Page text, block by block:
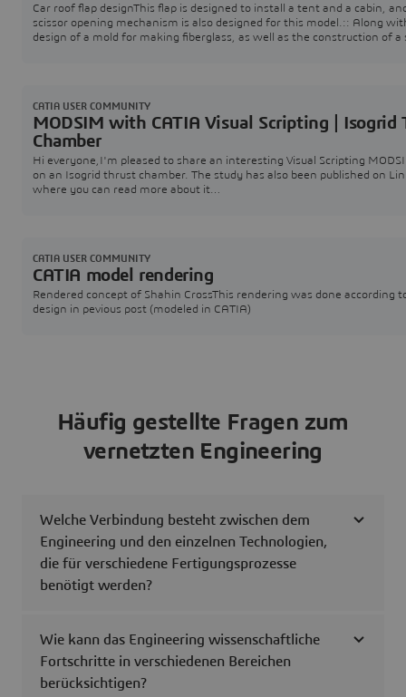
Car roof flap designThis flap is designed to install a tent and a cabin,
scissor opening mechanism is also designed for this model.:: Along
design of a mold for making fiberglass, as well as the construction of a
MODSIM with CATIA Visual Scripting | Isogrid
Chamber
Hi everyone,I'm pleased to share an interesting Visual Scripting
on an Isogrid thrust chamber. The study has also been published on
where you can read more about it
CATIA USER COMMUNITY
CATIA model rendering
Rendered concept of Shahin CrossThis rendering was done according
design in pevious post (modeled in CATIA)
CATIA USER COMMUNITY
Häufig gestellte Fragen zum
vernetzten Engineering
Welche Verbindung besteht zwischen dem
Engineering und den einzelnen Technologien,
die für verschiedene Fertigungsprozesse
benötigt werden?
Wie kann das Engineering wissenschaftliche
Fortschritte in verschiedenen Bereichen
berücksichtigen?